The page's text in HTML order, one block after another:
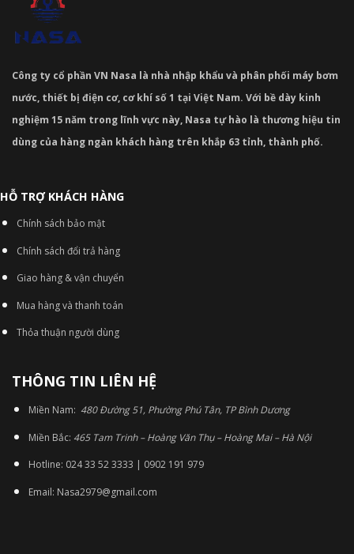
Công ty cổ phần VN Nasa là nhà nhập khẩu và phân phối máy bơm
nước, thiết bị điện cơ, cơ khí số 1 tại Việt Nam. Với bề dày kinh
nghiệm 15 năm trong lĩnh vực này, Nasa tự hào là thương hiệu tin
dùng của hàng ngàn khách hàng trên khắp 63 tỉnh, thành phố.
HỖ TRỢ KHÁCH HÀNG
Chính sách bảo mật
Chính sách đổi trả hàng
Giao hàng & vận chuyển
Mua hàng và thanh toán
Thỏa thuận người dùng
THÔNG TIN LIÊN HỆ
Miền Nam: 480 Đường 51, Phường Phú Tân, TP Bình Dương
Miền Bắc: 465 Tam Trinh – Hoàng Văn Thụ – Hoàng Mai – Hà Nội
Hotline: 024 33 52 3333 | 0902 191 979
Email: Nasa2979@gmail.com